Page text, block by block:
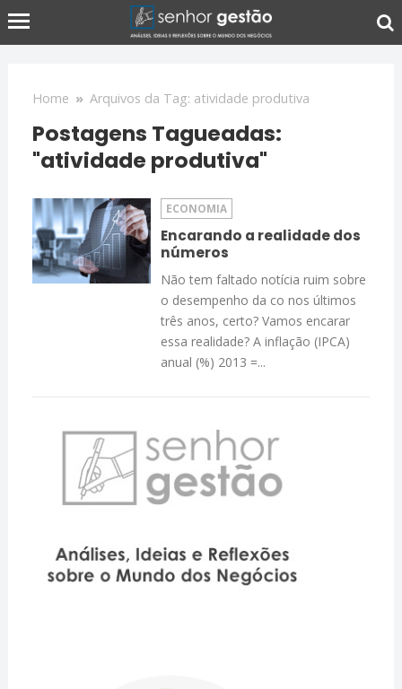
Home » Arquivos da Tag: atividade produtiva
Postagens Tagueadas:
"atividade produtiva"
ECONOMIA
Encarando a realidade dos
números
Não tem faltado notícia ruim sobre
o desempenho da co nos últimos
três anos, certo? Vamos encarar
essa realidade? A inflação (IPCA)
anual (%) 2013 =...